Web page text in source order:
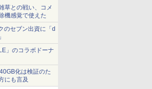
草との戦い、コメ
機感覚で使えた
のセブン出資に「d
」のコラボドーナ
化は検証のた
にも言及